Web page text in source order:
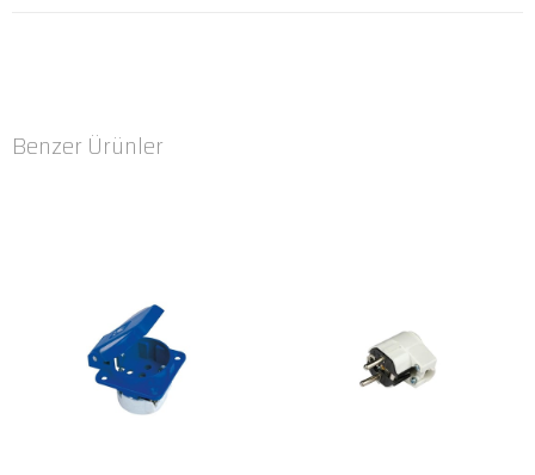
Benzer Ürünler